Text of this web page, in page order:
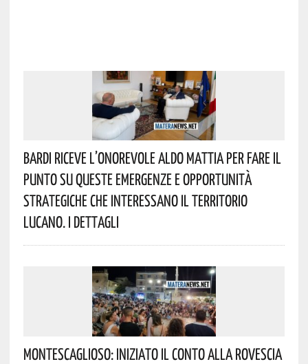
Bardi Riceve L’onorevole Aldo Mattia Per Fare Il
Punto Su Queste Emergenze E Opportunità
Strategiche Che Interessano Il Territorio
Lucano. I Dettagli
Montescaglioso: Iniziato Il Conto Alla Rovescia